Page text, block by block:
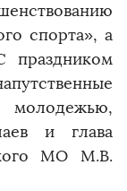
спорта», а
праздником
молодежью,
и глава
МО М.В.